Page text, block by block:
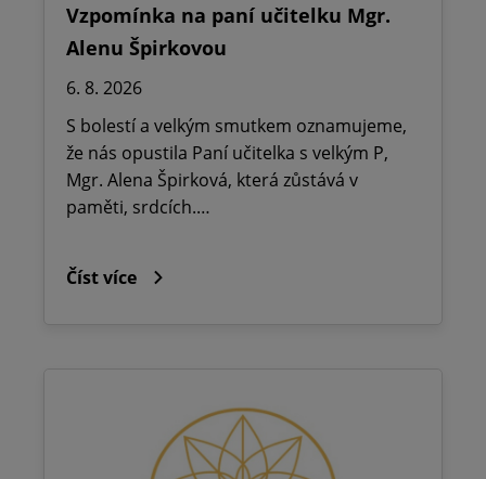
Vzpomínka na paní učitelku Mgr.
Alenu Špirkovou
6. 8. 2026
S bolestí a velkým smutkem oznamujeme,
že nás opustila Paní učitelka s velkým P,
Mgr. Alena Špirková, která zůstává v
paměti, srdcích.…
Číst více